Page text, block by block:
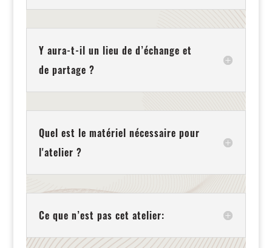
Y aura-t-il un lieu de d’échange et
de partage ?
Quel est le matériel nécessaire pour
l'atelier ?
Ce que n’est pas cet atelier: